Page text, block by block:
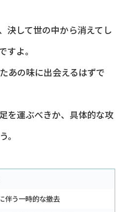
決して世の中から消えてし
すよ。
あの味に出会えるはずで
を運ぶべきか、具体的な攻
。
伴う一時的な撤去